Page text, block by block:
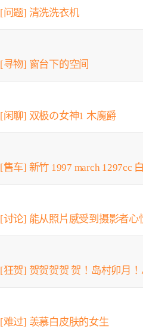
[问题] 清洗洗衣机
[寻物] 窗台下的空间
[闲聊] 双极の女神1 木魔爵
[售车] 新竹 1997 march 1297cc
[讨论] 能从照片感受到摄影者心
[狂贺] 贺贺贺贺 贺！岛村卯月！
[难过] 羡慕白皮肤的女生